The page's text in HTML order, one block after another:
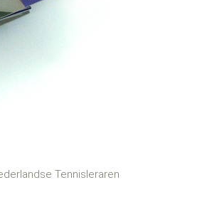
Tennisleraren